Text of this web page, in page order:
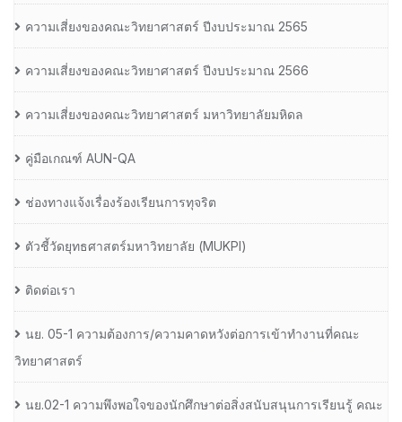
ความเสี่ยงของคณะวิทยาศาสตร์ ปีงบประมาณ 2565
ความเสี่ยงของคณะวิทยาศาสตร์ ปีงบประมาณ 2566
ความเสี่ยงของคณะวิทยาศาสตร์ มหาวิทยาลัยมหิดล
คู่มือเกณฑ์ AUN-QA
ช่องทางแจ้งเรื่องร้องเรียนการทุจริต
ตัวชี้วัดยุทธศาสตร์มหาวิทยาลัย (MUKPI)
ติดต่อเรา
นย. 05-1 ความต้องการ/ความคาดหวังต่อการเข้าทำงานที่คณะ
วิทยาศาสตร์
นย.02-1 ความพึงพอใจของนักศึกษาต่อสิ่งสนับสนุนการเรียนรู้ คณะ